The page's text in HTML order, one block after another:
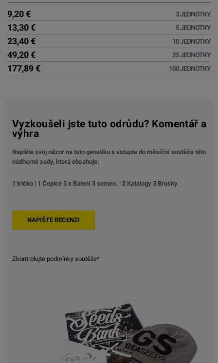
9,20 € 3 JEDNOTKY
13,30 € 5 JEDNOTKY
23,40 € 10 JEDNOTKY
49,20 € 25 JEDNOTKY
177,89 € 100 JEDNOTKY
Vyzkoušeli jste tuto odrůdu? Komentář a
výhra
Napište svůj názor na tuto genetiku a vstupte do měsíční soutěže této
nádherné sady, která obsahuje:
1 tričko | 1 Čepice 5 x Balení 3 semen. | 2 Katalogy 3 Brusky
Zkontrolujte podmínky soutěže*